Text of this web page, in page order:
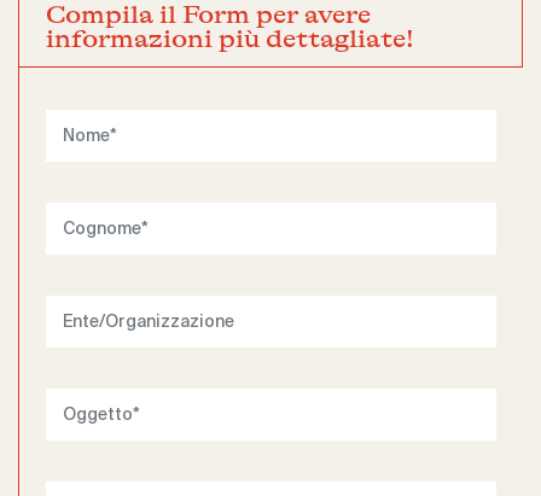
Compila il Form per avere
informazioni più dettagliate!